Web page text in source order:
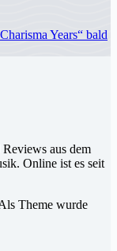
Years“ bald
aus dem
Online ist es seit
Theme wurde